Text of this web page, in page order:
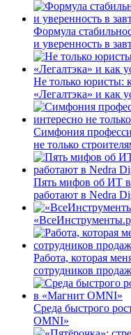
Формула
и уверенность в
Не только юристы:
«Легалтэка» и как
Симфония
не только
Пять мифов об ИТ
работают в Nedra
Работа, которая
сотрудников
Среда быстрого
OMNI»